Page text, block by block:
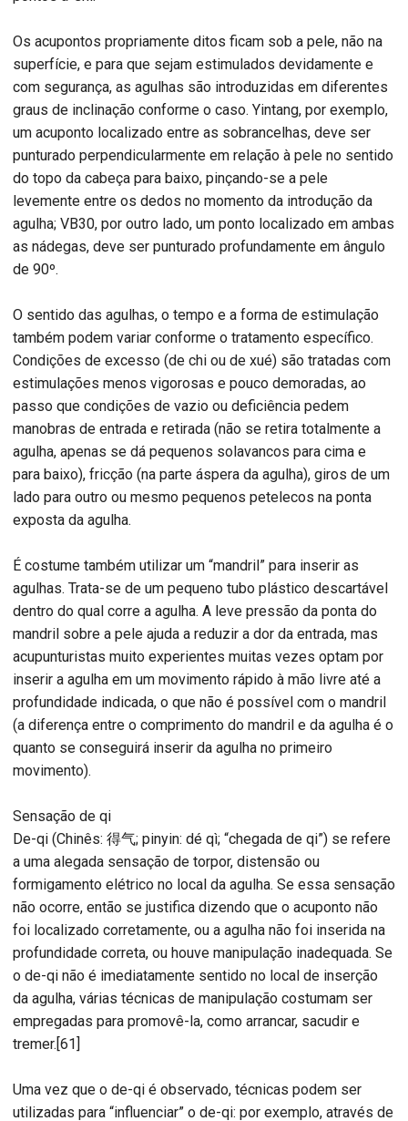
Os acupontos propriamente ditos ficam sob a pele, não na
superfície, e para que sejam estimulados devidamente e
com segurança, as agulhas são introduzidas em diferentes
graus de inclinação conforme o caso. Yintang, por exemplo,
um acuponto localizado entre as sobrancelhas, deve ser
punturado perpendicularmente em relação à pele no sentido
do topo da cabeça para baixo, pinçando-se a pele
levemente entre os dedos no momento da introdução da
agulha; VB30, por outro lado, um ponto localizado em ambas
as nádegas, deve ser punturado profundamente em ângulo
de 90º.
O sentido das agulhas, o tempo e a forma de estimulação
também podem variar conforme o tratamento específico.
Condições de excesso (de chi ou de xué) são tratadas com
estimulações menos vigorosas e pouco demoradas, ao
passo que condições de vazio ou deficiência pedem
manobras de entrada e retirada (não se retira totalmente a
agulha, apenas se dá pequenos solavancos para cima e
para baixo), fricção (na parte áspera da agulha), giros de um
lado para outro ou mesmo pequenos petelecos na ponta
exposta da agulha.
É costume também utilizar um “mandril” para inserir as
agulhas. Trata-se de um pequeno tubo plástico descartável
dentro do qual corre a agulha. A leve pressão da ponta do
mandril sobre a pele ajuda a reduzir a dor da entrada, mas
acupunturistas muito experientes muitas vezes optam por
inserir a agulha em um movimento rápido à mão livre até a
profundidade indicada, o que não é possível com o mandril
(a diferença entre o comprimento do mandril e da agulha é o
quanto se conseguirá inserir da agulha no primeiro
movimento).
Sensação de qi
De-qi (Chinês: 得气; pinyin: dé qì; “chegada de qi”) se refere
a uma alegada sensação de torpor, distensão ou
formigamento elétrico no local da agulha. Se essa sensação
não ocorre, então se justifica dizendo que o acuponto não
foi localizado corretamente, ou a agulha não foi inserida na
profundidade correta, ou houve manipulação inadequada. Se
o de-qi não é imediatamente sentido no local de inserção
da agulha, várias técnicas de manipulação costumam ser
empregadas para promovê-la, como arrancar, sacudir e
tremer.[61]
Uma vez que o de-qi é observado, técnicas podem ser
utilizadas para “influenciar” o de-qi: por exemplo, através de